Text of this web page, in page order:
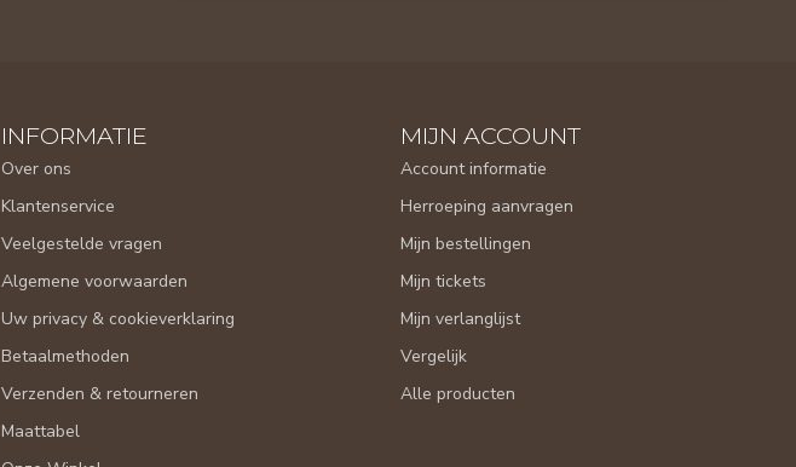
INFORMATIE
Over ons
Klantenservice
Veelgestelde vragen
Algemene voorwaarden
Uw privacy & cookieverklaring
Betaalmethoden
Verzenden & retourneren
Maattabel
MIJN ACCOUNT
Account informatie
Herroeping aanvragen
Mijn bestellingen
Mijn tickets
Mijn verlanglijst
Vergelijk
Alle producten